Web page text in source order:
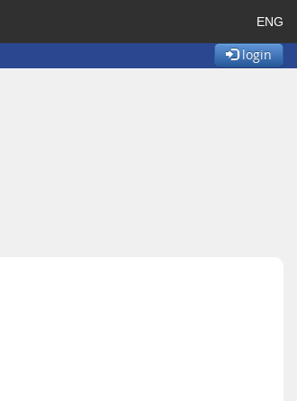
ENG
login